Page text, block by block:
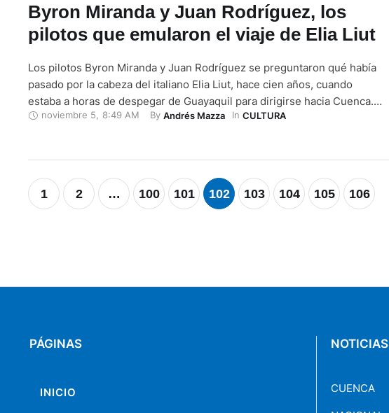
Byron Miranda y Juan Rodríguez, los
pilotos que emularon el viaje de Elia Liut
Los pilotos Byron Miranda y Juan Rodríguez se preguntaron qué había
pasado por la cabeza del italiano Elia Liut, hace cien años, cuando
estaba a horas de despegar de Guayaquil para dirigirse hacia Cuenca.
Aquel acto del europeo, que se cumplió la mañana del cuatro de
noviembre 5, 8:49 AM By Andrés Mazza In CULTURA
1 2 … 100 101 102 103 104 105 106
PÁGINAS
INICIO
NOTICIAS
CUENCA